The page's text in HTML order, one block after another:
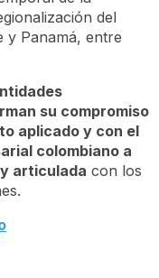
del
y Panamá, entre
su compromiso
aplicado y con el
colombiano a
articulada con los